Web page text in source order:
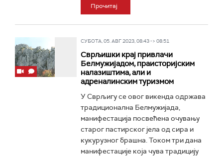
Прочитај
СУБОТА, 05. АВГ 2023, 08:43 -> 08:51
Сврљишки крај привлачи
Белмужијадом, праисторијским
налазиштима, али и
адреналинским туризмом
У Сврљигу се овог викенда одржава
традиционална Белмужијада,
манифестација посвећена очувању
старог пастирског јела од сира и
кукурузног брашна. Током три дана
манифестације која чува традицију